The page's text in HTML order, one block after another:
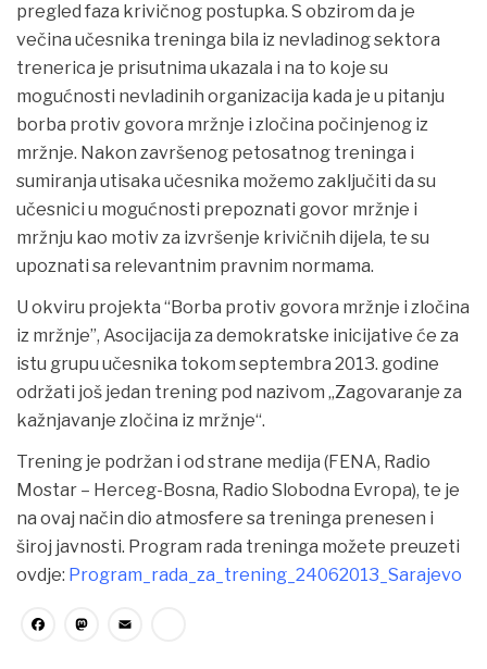
pregled faza krivičnog postupka. S obzirom da je
večina učesnika treninga bila iz nevladinog sektora
trenerica je prisutnima ukazala i na to koje su
mogućnosti nevladinih organizacija kada je u pitanju
borba protiv govora mržnje i zločina počinjenog iz
mržnje. Nakon završenog petosatnog treninga i
sumiranja utisaka učesnika možemo zaključiti da su
učesnici u mogućnosti prepoznati govor mržnje i
mržnju kao motiv za izvršenje krivičnih dijela, te su
upoznati sa relevantnim pravnim normama.
U okviru projekta “Borba protiv govora mržnje i zločina
iz mržnje”, Asocijacija za demokratske inicijative će za
istu grupu učesnika tokom septembra 2013. godine
održati još jedan trening pod nazivom „Zagovaranje za
kažnjavanje zločina iz mržnje“.
Trening je podržan i od strane medija (FENA, Radio
Mostar – Herceg-Bosna, Radio Slobodna Evropa), te je
na ovaj način dio atmosfere sa treninga prenesen i
široj javnosti. Program rada treninga možete preuzeti
ovdje: Program_rada_za_trening_24062013_Sarajevo
Facebook
Mastodon